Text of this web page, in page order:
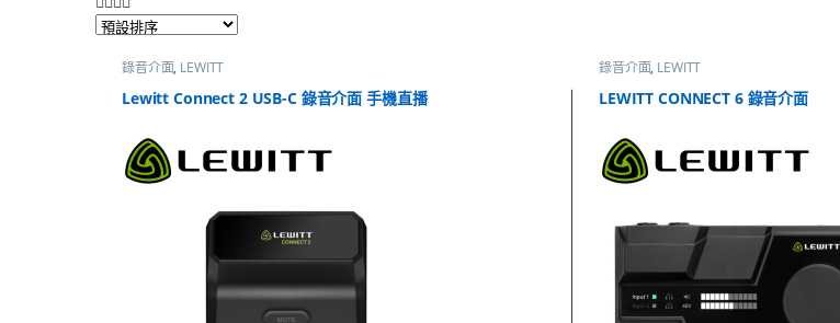
錄音介面, LEWITT
Lewitt Connect 2 USB-C 錄音介面 手機直播
錄音介面, LEWITT
LEWITT CONNECT 6 錄音介面